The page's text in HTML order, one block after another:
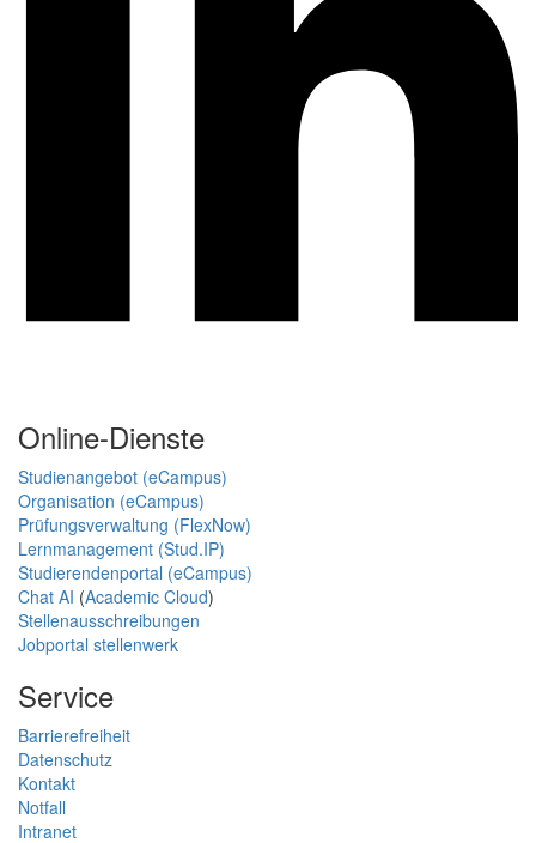
Online-Dienste
Studienangebot (eCampus)
Organisation (eCampus)
Prüfungsverwaltung (FlexNow)
Lernmanagement (Stud.IP)
Studierendenportal (eCampus)
Chat AI (Academic Cloud)
Stellenausschreibungen
Jobportal stellenwerk
Service
Barrierefreiheit
Datenschutz
Kontakt
Notfall
Intranet